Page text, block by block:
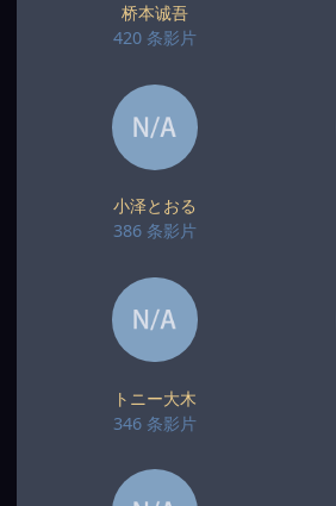
桥本诚吾
420 条影片
小泽とおる
386 条影片
トニー大木
346 条影片